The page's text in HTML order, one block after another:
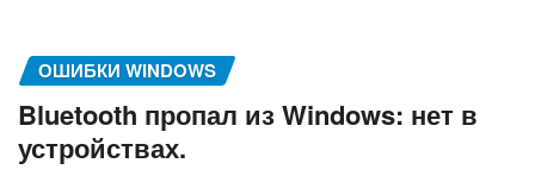
ОШИБКИ WINDOWS
Bluetooth пропал из Windows: нет в
устройствах.